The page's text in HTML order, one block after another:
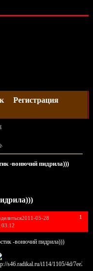
Регистрация
.
-вонючий пидрила)))
1
2011-05-28
-вонючий пидрила)))